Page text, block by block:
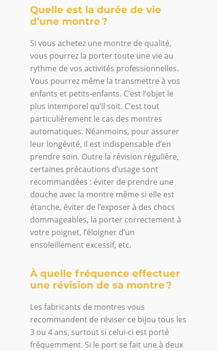
Quelle est la durée de vie
d’une montre ?
Si vous achetez une montre de qualité,
vous pourrez la porter toute une vie au
rythme de vos activités professionnelles.
Vous pourrez même la transmettre à vos
enfants et petits-enfants. C’est l’objet le
plus intemporel qu’il soit. C’est tout
particulièrement le cas des montres
automatiques. Néanmoins, pour assurer
leur longévité, il est indispensable d’en
prendre soin. Outre la révision régulière,
certaines précautions d’usage sont
recommandées : éviter de prendre une
douche avec la montre même si elle est
étanche, éviter de l’exposer à des chocs
dommageables, la porter correctement à
votre poignet, l’éloigner d’un
ensoleillement excessif, etc.
À quelle fréquence effectuer
une révision de sa montre ?
Les fabricants de montres vous
recommandent de réviser ce bijou tous les
3 ou 4 ans, surtout si celui-ci est porté
fréquemment. Si le port se fait une à deux